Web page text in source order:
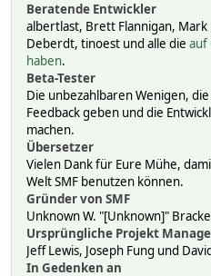
Beratende Entwickler
albertlast, Brett Flannigan, Mark
Deberdt, tinoest und alle die auf
haben.
Beta-Tester
Die unbezahlbaren Wenigen,
Feedback geben und die
machen.
Übersetzer
Vielen Dank für Eure Mühe,
Welt SMF benutzen können.
Gründer von SMF
Unknown W. "[Unknown]"
Ursprüngliche Projekt
Jeff Lewis, Joseph Fung und
In Gedenken an